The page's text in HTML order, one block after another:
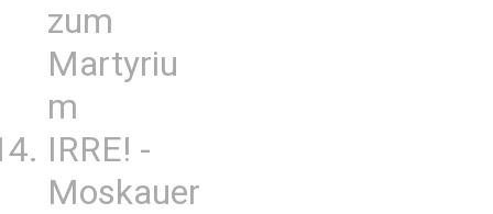
zum
Martyriu
m
IRRE! -
Moskauer